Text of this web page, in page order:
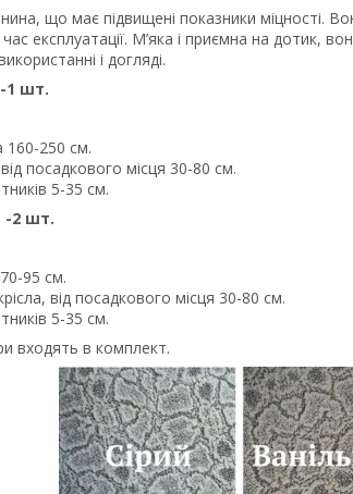
що має підвищені показники міцності.
час експлуатації. М’яка і приємна на дотик,
і догляді.
1 шт.
250 см.
посадкового місця 30-80 см.
5-35 см.
-2 шт.
95 см.
від посадкового місця 30-80 см.
5-35 см.
входять в комплект.